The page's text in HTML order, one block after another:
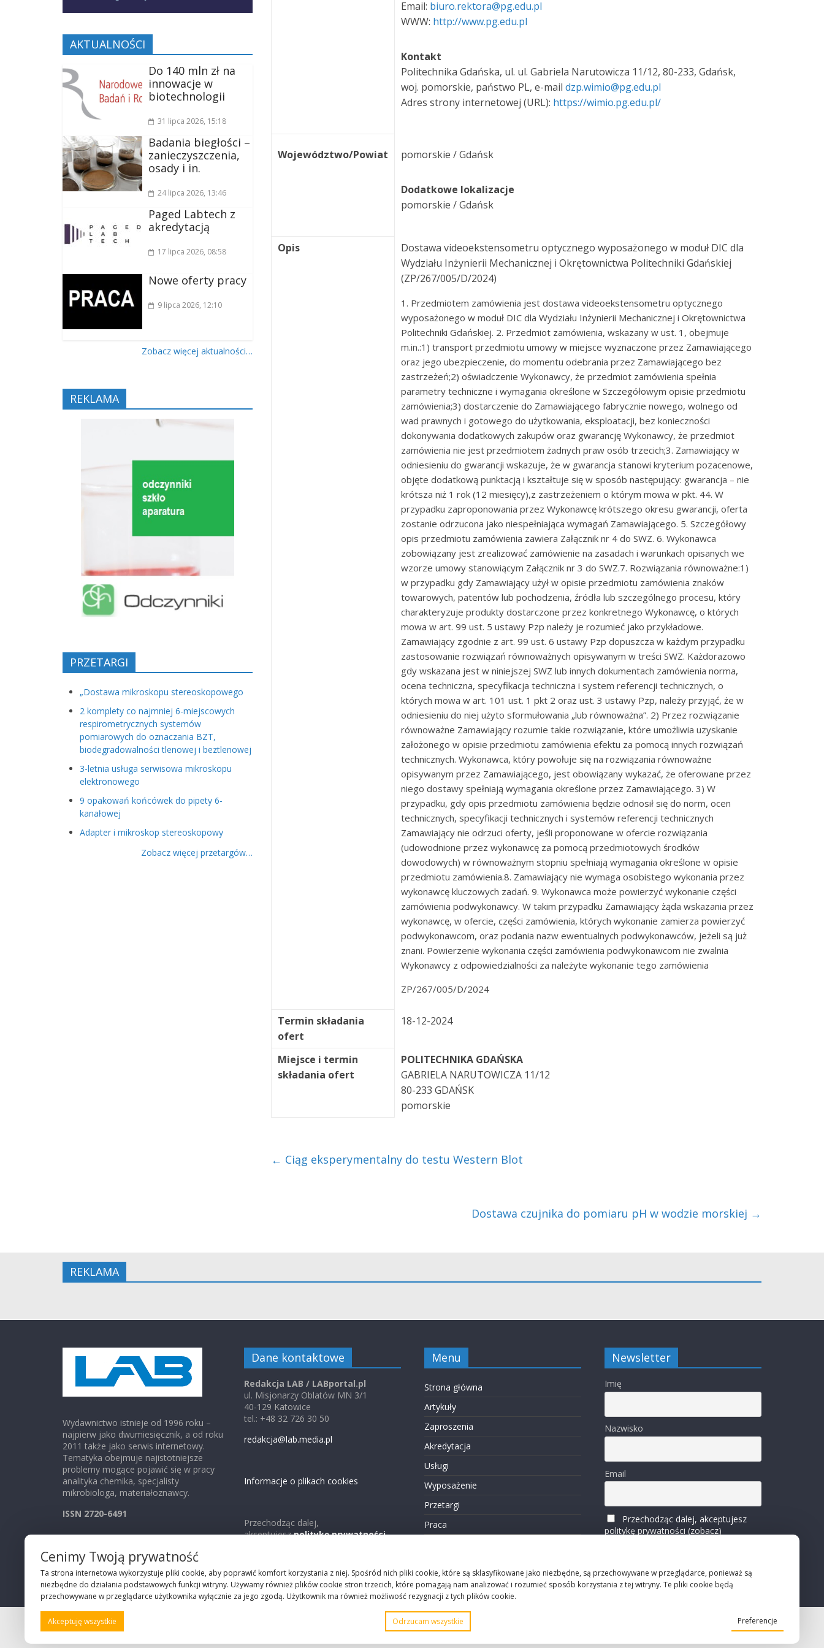
Email: biuro.rektora@pg.edu.pl
WWW: http://www.pg.edu.pl
Kontakt
Politechnika Gdańska, ul. ul. Gabriela Narutowicza 11/12, 80-233, Gdańsk,
woj. pomorskie, państwo PL, e-mail dzp.wimio@pg.edu.pl
Adres strony internetowej (URL): https://wimio.pg.edu.pl/
Województwo/Powiat pomorskie / Gdańsk
Dodatkowe lokalizacje
pomorskie / Gdańsk
Opis
Dostawa videoekstensometru optycznego wyposażonego w moduł DIC dla
Wydziału Inżynierii Mechanicznej i Okrętownictwa Politechniki Gdańskiej
(ZP/267/005/D/2024)
1. Przedmiotem zamówienia jest dostawa videoekstensometru optycznego
wyposażonego w moduł DIC dla Wydziału Inżynierii Mechanicznej i Okrętownictwa
Politechniki Gdańskiej. 2. Przedmiot zamówienia, wskazany w ust. 1, obejmuje
m.in.:1) transport przedmiotu umowy w miejsce wyznaczone przez Zamawiającego
oraz jego ubezpieczenie, do momentu odebrania przez Zamawiającego bez
zastrzeżeń;2) oświadczenie Wykonawcy, że przedmiot zamówienia spełnia
parametry techniczne i wymagania określone w Szczegółowym opisie przedmiotu
zamówienia;3) dostarczenie do Zamawiającego fabrycznie nowego, wolnego od
wad prawnych i gotowego do użytkowania, eksploatacji, bez konieczności
dokonywania dodatkowych zakupów oraz gwarancję Wykonawcy, że przedmiot
zamówienia nie jest przedmiotem żadnych praw osób trzecich;3. Zamawiający w
odniesieniu do gwarancji wskazuje, że w gwarancja stanowi kryterium pozacenowe,
objęte dodatkową punktacją i kształtuje się w sposób następujący: gwarancja – nie
krótsza niż 1 rok (12 miesięcy),z zastrzeżeniem o którym mowa w pkt. 44. W
przypadku zaproponowania przez Wykonawcę krótszego okresu gwarancji, oferta
zostanie odrzucona jako niespełniająca wymagań Zamawiającego. 5. Szczegółowy
opis przedmiotu zamówienia zawiera Załącznik nr 4 do SWZ. 6. Wykonawca
zobowiązany jest zrealizować zamówienie na zasadach i warunkach opisanych we
wzorze umowy stanowiącym Załącznik nr 3 do SWZ.7. Rozwiązania równoważne:1)
w przypadku gdy Zamawiający użył w opisie przedmiotu zamówienia znaków
towarowych, patentów lub pochodzenia, źródła lub szczególnego procesu, który
charakteryzuje produkty dostarczone przez konkretnego Wykonawcę, o których
mowa w art. 99 ust. 5 ustawy Pzp należy je rozumieć jako przykładowe.
Zamawiający zgodnie z art. 99 ust. 6 ustawy Pzp dopuszcza w każdym przypadku
zastosowanie rozwiązań równoważnych opisywanym w treści SWZ. Każdorazowo
gdy wskazana jest w niniejszej SWZ lub innych dokumentach zamówienia norma,
ocena techniczna, specyfikacja techniczna i system referencji technicznych, o
których mowa w art. 101 ust. 1 pkt 2 oraz ust. 3 ustawy Pzp, należy przyjąć, że w
odniesieniu do niej użyto sformułowania „lub równoważna”. 2) Przez rozwiązanie
równoważne Zamawiający rozumie takie rozwiązanie, które umożliwia uzyskanie
założonego w opisie przedmiotu zamówienia efektu za pomocą innych rozwiązań
technicznych. Wykonawca, który powołuje się na rozwiązania równoważne
opisywanym przez Zamawiającego, jest obowiązany wykazać, że oferowane przez
niego dostawy spełniają wymagania określone przez Zamawiającego. 3) W
przypadku, gdy opis przedmiotu zamówienia będzie odnosił się do norm, ocen
technicznych, specyfikacji technicznych i systemów referencji technicznych
Zamawiający nie odrzuci oferty, jeśli proponowane w ofercie rozwiązania
(udowodnione przez wykonawcę za pomocą przedmiotowych środków
dowodowych) w równoważnym stopniu spełniają wymagania określone w opisie
przedmiotu zamówienia.8. Zamawiający nie wymaga osobistego wykonania przez
wykonawcę kluczowych zadań. 9. Wykonawca może powierzyć wykonanie części
zamówienia podwykonawcy. W takim przypadku Zamawiający żąda wskazania przez
wykonawcę, w ofercie, części zamówienia, których wykonanie zamierza powierzyć
podwykonawcom, oraz podania nazw ewentualnych podwykonawców, jeżeli są już
znani. Powierzenie wykonania części zamówienia podwykonawcom nie zwalnia
Wykonawcy z odpowiedzialności za należyte wykonanie tego zamówienia
ZP/267/005/D/2024
Termin składania
ofert
18-12-2024
Miejsce i termin
składania ofert
POLITECHNIKA GDAŃSKA
GABRIELA NARUTOWICZA 11/12
80-233 GDAŃSK
pomorskie
← Ciąg eksperymentalny do testu Western Blot
Dostawa czujnika do pomiaru pH w wodzie morskiej →
AKTUALNOŚCI
Do 140 mln zł na
innowacje w
biotechnologii
31 lipca 2026, 15:18
Badania biegłości –
zanieczyszczenia,
osady i in.
24 lipca 2026, 13:46
Paged Labtech z
akredytacją
17 lipca 2026, 08:58
Nowe oferty pracy
9 lipca 2026, 12:10
Zobacz więcej aktualności…
REKLAMA
PRZETARGI
„Dostawa mikroskopu stereoskopowego
2 komplety co najmniej 6-miejscowych
respirometrycznych systemów
pomiarowych do oznaczania BZT,
biodegradowalności tlenowej i beztlenowej
3-letnia usługa serwisowa mikroskopu
elektronowego
9 opakowań końcówek do pipety 6-
kanałowej
Adapter i mikroskop stereoskopowy
Zobacz więcej przetargów…
REKLAMA
Wydawnictwo istnieje od 1996 roku –
najpierw jako dwumiesięcznik, a od roku
2011 także jako serwis internetowy.
Tematyka obejmuje najistotniejsze
problemy mogące pojawić się w pracy
analityka chemika, specjalisty
mikrobiologa, materiałoznawcy.
ISSN 2720-6491
Dane kontaktowe
Redakcja LAB / LABportal.pl
ul. Misjonarzy Oblatów MN 3/1
40-129 Katowice
tel.: +48 32 726 30 50
redakcja@lab.media.pl
Informacje o plikach cookies
Przechodząc dalej,
akceptujeszpolitykę prywatności
Menu
Strona główna
Artykuły
Zaproszenia
Akredytacja
Usługi
Wyposażenie
Przetargi
Praca
Newsletter
Imię
Nazwisko
Email
Przechodząc dalej, akceptujesz
politykę prywatności (zobacz)
©2026 Robie Sp. z o.o.
Cenimy Twoją prywatność
Ta strona internetowa wykorzystuje pliki cookie, aby poprawić komfort korzystania z niej. Spośród nich pliki cookie, które są sklasyfikowane jako niezbędne, są przechowywane w przeglądarce, ponieważ są
niezbędne do działania podstawowych funkcji witryny. Używamy również plików cookie stron trzecich, które pomagają nam analizować i rozumieć sposób korzystania z tej witryny. Te pliki cookie będą
przechowywane w przeglądarce użytkownika wyłącznie za jego zgodą. Użytkownik ma również możliwość rezygnacji z tych plików cookie.
Akceptuję wszystkie Odrzucam wszystkie Preferencje